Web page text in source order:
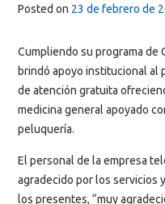
Posted on 23 de febrero de
Cumpliendo su programa de
brindó apoyo institucional al
de atención gratuita
medicina general apoyado
peluquería.
El personal de la empresa
agradecido por los servicios
los presentes, “muy